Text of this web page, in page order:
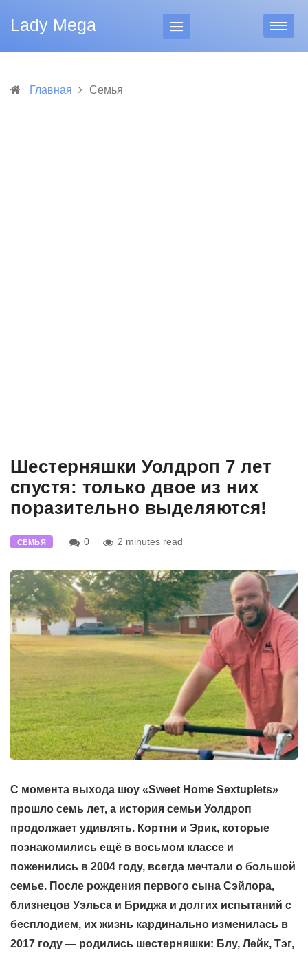
Lady Mega
Главная Семья
Шестерняшки Уолдроп 7 лет
спустя: только двое из них
поразительно выделяются!
СЕМЬЯ 0 2 minutes read
С момента выхода шоу «Sweet Home Sextuplets»
прошло семь лет, а история семьи Уолдроп
продолжает удивлять. Кортни и Эрик, которые
познакомились ещё в восьмом классе и
поженились в 2004 году, всегда мечтали о большой
семье. После рождения первого сына Сэйлора,
близнецов Уэльса и Бриджа и долгих испытаний с
бесплодием, их жизнь кардинально изменилась в
2017 году — родились шестерняшки: Блу, Лейк, Тэг,